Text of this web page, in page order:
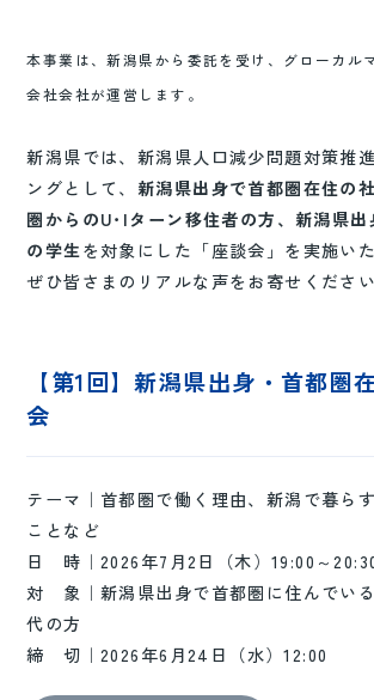
本事業は、新潟県から委託を受け、グローカル
会社会社が運営します。
新潟県では、新潟県人口減少問題対策推
ングとして、 新潟県出身で首都圏在住の
圏からのU･Iターン移住者の方、新潟県
の学生を対象にした「座談会」を実施いた
ぜひ皆さまのリアルな声をお寄せください
【第1回】新潟県出身・首都圏
会
テーマ｜首都圏で働く理由、新潟で暮ら
ことなど
日 時｜2026年7月2日（木）19:00～20:30
対 象｜新潟県出身で首都圏に住んでい
代の方
締 切｜2026年6月24日（水）12:00